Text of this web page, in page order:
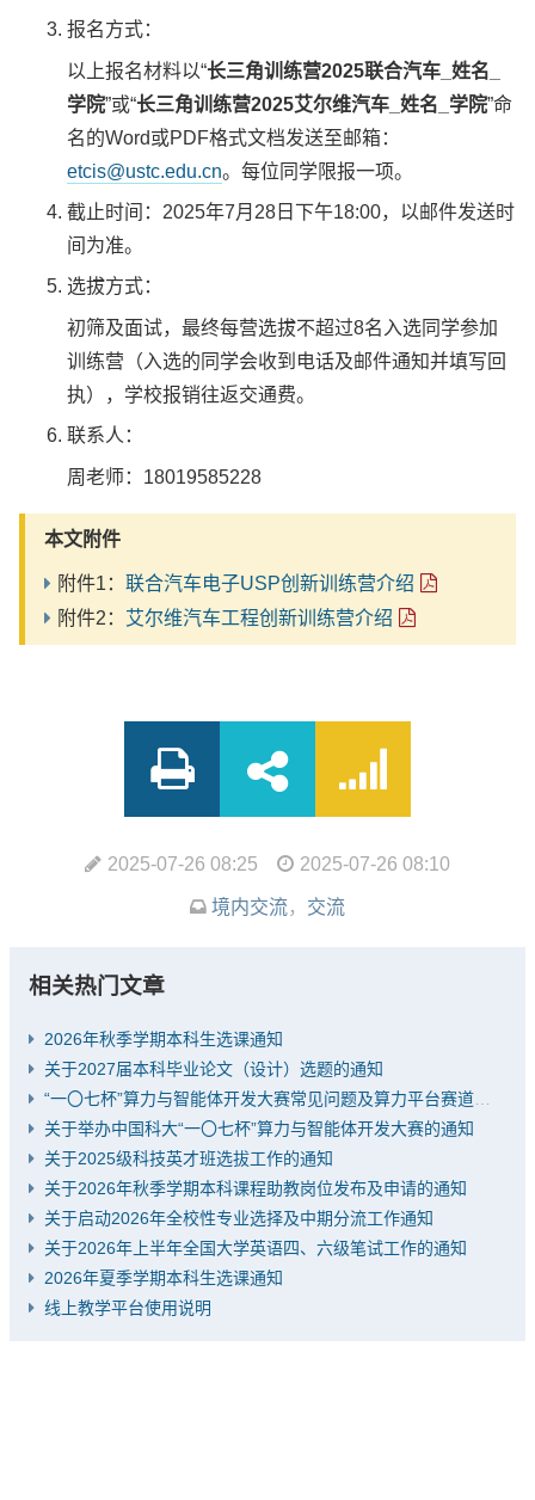
报名方式：
以上报名材料以“长三角训练营2025联合汽车_姓名_
学院”或“长三角训练营2025艾尔维汽车_姓名_学院”命
名的Word或PDF格式文档发送至邮箱：
etcis@ustc.edu.cn。每位同学限报一项。
截止时间：2025年7月28日下午18:00，以邮件发送时
间为准。
选拔方式：
初筛及面试，最终每营选拔不超过8名入选同学参加
训练营（入选的同学会收到电话及邮件通知并填写回
执），学校报销往返交通费。
联系人：
周老师：18019585228
本文附件
附件1： 联合汽车电子USP创新训练营介绍
附件2： 艾尔维汽车工程创新训练营介绍
2025-07-26 08:25 2025-07-26 08:10
境内交流 ， 交流
相关热门文章
2026年秋季学期本科生选课通知
关于2027届本科毕业论文（设计）选题的通知
“一〇七杯”算力与智能体开发大赛常见问题及算力平台赛道推荐题目
关于举办中国科大“一〇七杯”算力与智能体开发大赛的通知
关于2025级科技英才班选拔工作的通知
关于2026年秋季学期本科课程助教岗位发布及申请的通知
关于启动2026年全校性专业选择及中期分流工作通知
关于2026年上半年全国大学英语四、六级笔试工作的通知
2026年夏季学期本科生选课通知
线上教学平台使用说明